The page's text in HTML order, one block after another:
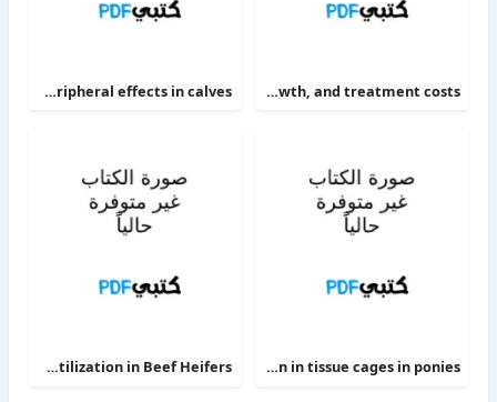
Targeting therapy to minimize antimicrobial use in preweaned calves effects on health, growth, and treatment costs
The alpha 2-adrenoceptor agonists xylazine and guanfacine exert different central nervous system, but comparable peripheral effects in calves
Clinical efficacy of intravenous administration of marbofloxacin in a Staphylococcus aureus infection in tissue cages in ponies
Phosphorus Deficiency Metabolism and Food Utilization in Beef Heifers